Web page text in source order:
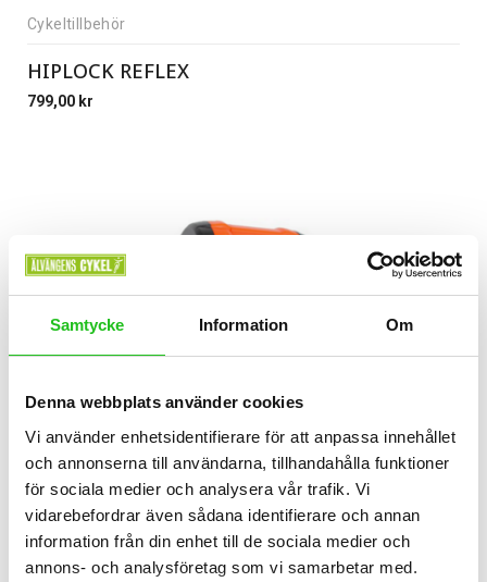
Samtycke Information Om
Denna webbplats använder cookies
Vi använder enhetsidentifierare för att anpassa innehållet
och annonserna till användarna, tillhandahålla funktioner
för sociala medier och analysera vår trafik. Vi
vidarebefordrar även sådana identifierare och annan
information från din enhet till de sociala medier och
annons- och analysföretag som vi samarbetar med.
Cykeltillbehör
HIPLOCK REFLEX
799,00 kr